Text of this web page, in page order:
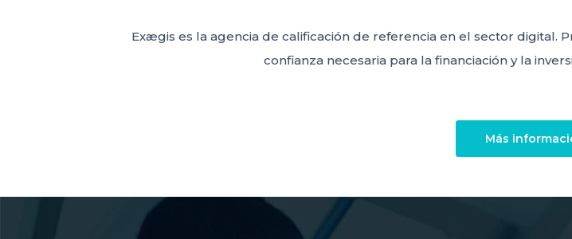
Exægis es la agencia de calificación de referencia en el sector
confianza necesaria para la financiación y la
Más